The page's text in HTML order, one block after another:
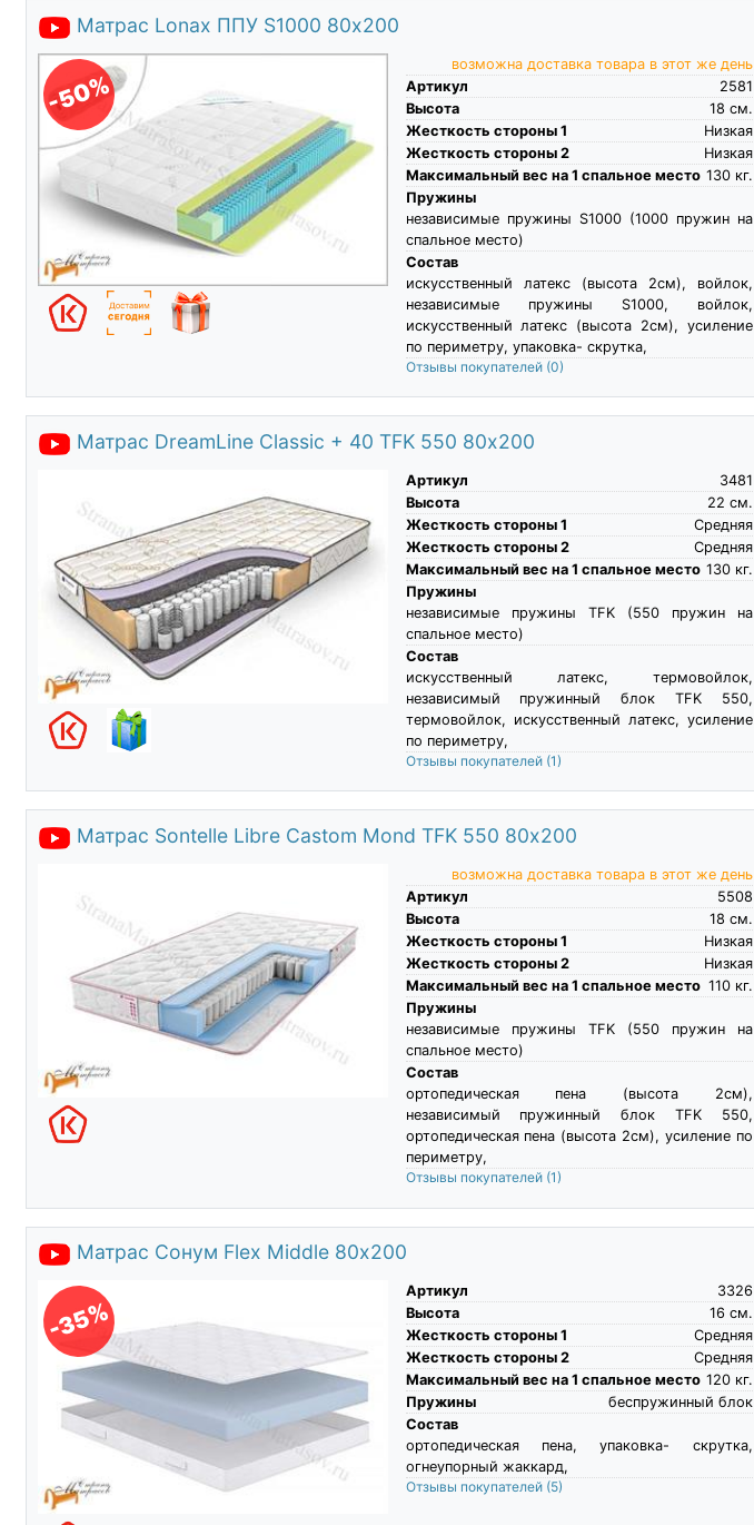
Матрас Lonax ППУ S1000 80х200
-50%
возможна доставка товара в этот же день
Артикул
2581
Высота
см.
18
Жесткость стороны 1
Низкая
Жесткость стороны 2
Низкая
Максимальный вес на 1 спальное место
кг.
130
Пружины
независимые пружины S1000 (1000 пружин на
спальное место)
Состав
искусственный латекс (высота 2см), войлок,
независимые пружины S1000, войлок,
искусственный латекс (высота 2см), усиление
по периметру, упаковка- скрутка,
Отзывы покупателей (0)
Матрас DreamLine Classic + 40 TFK 550 80х200
Артикул
3481
Высота
см.
22
Жесткость стороны 1
Средняя
Жесткость стороны 2
Средняя
Максимальный вес на 1 спальное место
кг.
130
Пружины
независимые пружины TFK (550 пружин на
спальное место)
Состав
искусственный латекс, термовойлок,
независимый пружинный блок TFK 550,
термовойлок, искусственный латекс, усиление
по периметру,
Отзывы покупателей (1)
Матрас Sontelle Libre Castom Mond TFK 550 80х200
возможна доставка товара в этот же день
Артикул
5508
Высота
см.
18
Жесткость стороны 1
Низкая
Жесткость стороны 2
Низкая
Максимальный вес на 1 спальное место
кг.
110
Пружины
независимые пружины TFK (550 пружин на
спальное место)
Состав
ортопедическая пена (высота 2см),
независимый пружинный блок TFK 550,
ортопедическая пена (высота 2см), усиление по
периметру,
Отзывы покупателей (1)
Матрас Сонум Flex Middle 80х200
-35%
Артикул
3326
Высота
см.
16
Жесткость стороны 1
Средняя
Жесткость стороны 2
Средняя
Максимальный вес на 1 спальное место
кг.
120
Пружины
беспружинный блок
Состав
ортопедическая пена, упаковка- скрутка,
огнеупорный жаккард,
Отзывы покупателей (5)